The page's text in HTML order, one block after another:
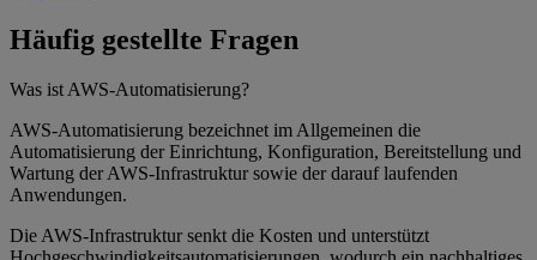
Häufig gestellte Fragen
Was ist AWS-Automatisierung?
AWS-Automatisierung bezeichnet im Allgemeinen die
Automatisierung der Einrichtung, Konfiguration, Bereitstellung und
Wartung der AWS-Infrastruktur sowie der darauf laufenden
Anwendungen.
Die AWS-Infrastruktur senkt die Kosten und unterstützt